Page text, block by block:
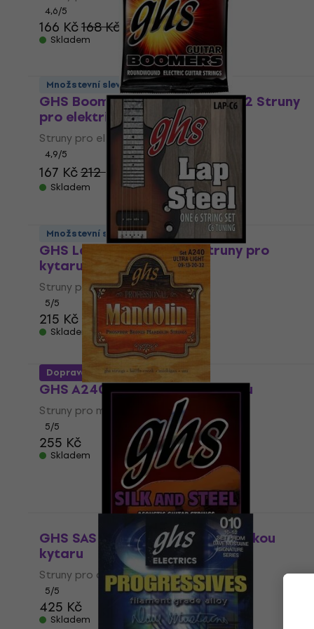
4,6/5
166 Kč168 Kč
Skladem
GHS Boomers Roundwound 9-42 Struny
pro elektrickou kytaru
Struny pro elektrickou kytaru
4,9/5
167 Kč212 Kč
- 21 %
Skladem
Množstevní sleva
GHS Lap Steel (LAP-C6) Struny pro
kytaru
Struny pro kytaru
5/5
215 Kč
Skladem
Množstevní sleva
GHS A240 Struny pro mandolínu
Struny pro mandolínu
5/5
255 Kč
Skladem
Doprava zdarma
GHS SAS 345 Struny pro akustickou
kytaru
Struny pro akustickou kytaru
5/5
425 Kč
Skladem